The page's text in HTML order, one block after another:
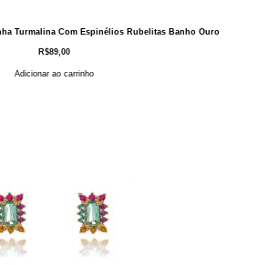
Turmalina Com Espinélios Rubelitas Banho Ouro
R$89,00
Adicionar ao carrinho